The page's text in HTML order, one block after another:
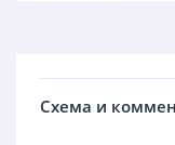
Схема и